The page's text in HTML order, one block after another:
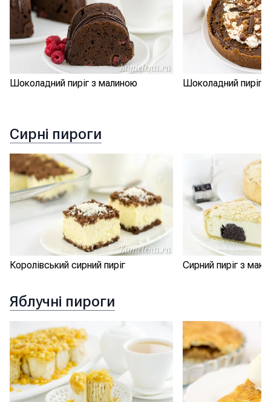
Шоколадний пиріг з малиною Шоколадний пиріг
Сирні пироги
Королівський сирний пиріг Сирний пиріг з
Яблучні пироги